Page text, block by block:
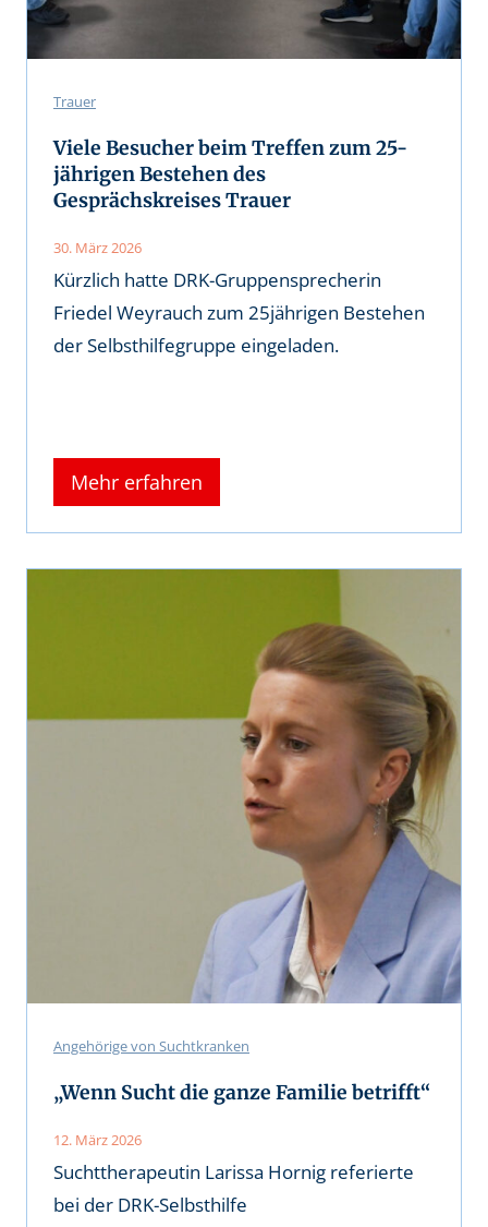
Trauer
Viele Besucher beim Treffen zum 25-
jährigen Bestehen des
Gesprächskreises Trauer
30. März 2026
Kürzlich hatte DRK-Gruppensprecherin
Friedel Weyrauch zum 25jährigen Bestehen
der Selbsthilfegruppe eingeladen.
Mehr erfahren
Angehörige von Suchtkranken
„Wenn Sucht die ganze Familie betrifft“
12. März 2026
Suchttherapeutin Larissa Hornig referierte
bei der DRK-Selbsthilfe